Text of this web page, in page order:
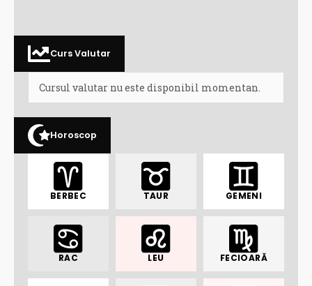
Curs Valutar
Cursul valutar nu este disponibil momentan.
Horoscop
BERBEC TAUR GEMENI
RAC LEU FECIOARĂ